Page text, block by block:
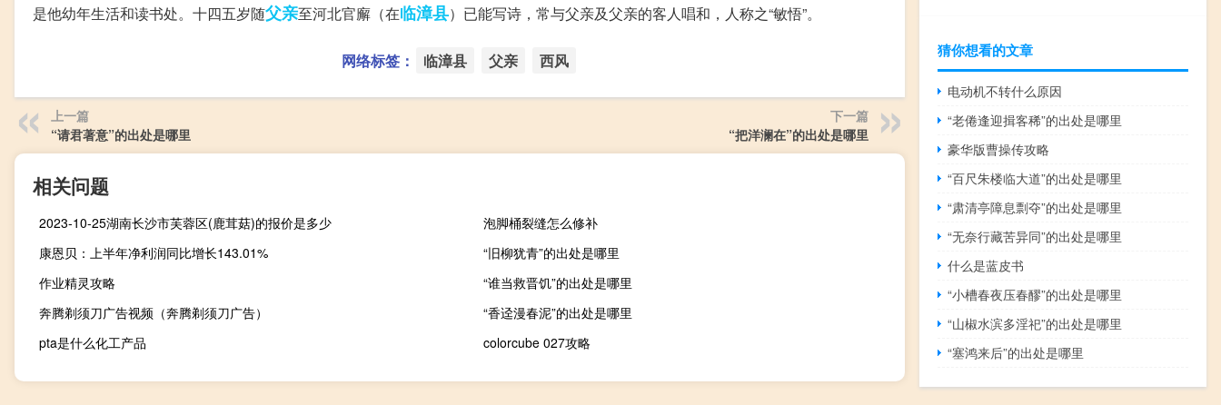
是他幼年生活和读书处。十四五岁随父亲至河北官廨（在临漳县）已能写诗，常与父亲及父亲的客人唱和，人称之“敏悟”。
网络标签： 临漳县 父亲 西风
上一篇
“请君著意”的出处是哪里
下一篇
“把洋澜在”的出处是哪里
相关问题
2023-10-25湖南长沙市芙蓉区(鹿茸菇)的报价是多少
泡脚桶裂缝怎么修补
康恩贝：上半年净利润同比增长143.01%
“旧柳犹青”的出处是哪里
作业精灵攻略
“谁当救晋饥”的出处是哪里
奔腾剃须刀广告视频（奔腾剃须刀广告）
“香迳漫春泥”的出处是哪里
pta是什么化工产品
colorcube 027攻略
猜你想看的文章
电动机不转什么原因
“老倦逢迎揖客稀”的出处是哪里
豪华版曹操传攻略
“百尺朱楼临大道”的出处是哪里
“肃清亭障息剽夺”的出处是哪里
“无奈行藏苦异同”的出处是哪里
什么是蓝皮书
“小槽春夜压春醪”的出处是哪里
“山椒水滨多淫祀”的出处是哪里
“塞鸿来后”的出处是哪里